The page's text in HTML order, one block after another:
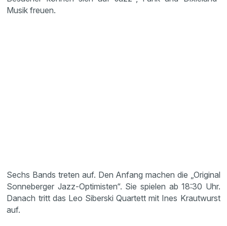
Musik freuen.
Sechs Bands treten auf. Den Anfang machen die „Original
Sonneberger Jazz-Optimisten“. Sie spielen ab 18:30 Uhr.
Danach tritt das Leo Siberski Quartett mit Ines Krautwurst
auf.